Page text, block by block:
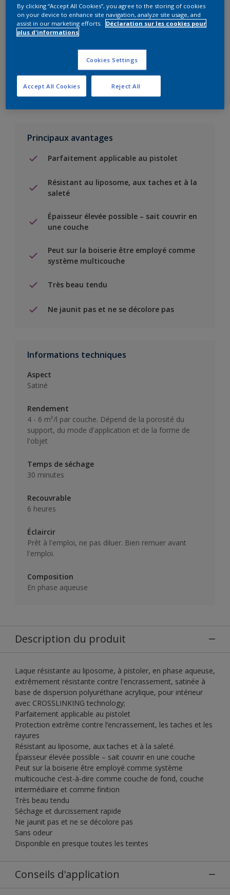
Trouver un magasin
Ajouter au projet
Voir la couleur dans votre application de visualisation
Principaux avantages
Parfaitement applicable au pistolet
Résistant au liposome, aux taches et à la
saleté
Épaisseur élevée possible – sait couvrir en
une couche
Peut sur la boiserie être employé comme
système multicouche
Très beau tendu
Ne jaunit pas et ne se décolore pas
Informations techniques
Aspect
Satiné
Rendement
4 - 6 m²/l par couche. Dépend de la porosité du
support, du mode d'application et de la forme de
l'objet
Temps de séchage
30 minutes
Recouvrable
6 heures
Éclaircir
Prêt à l'emploi, ne pas diluer. Bien remuer avant
l'emploi.
Composition
En phase aqueuse
Description du produit
Laque résistante au liposome, à pistoler, en phase aqueuse,
extrêmement résistante contre l'encrassement, satinée à
base de dispersion polyuréthane acrylique, pour intérieur
avec CROSSLINKING technology;
Parfaitement applicable au pistolet
Protection extrême contre l’encrassement, les taches et les
rayures
Résistant au liposome, aux taches et à la saleté.
Épaisseur élevée possible – sait couvrir en une couche
Peut sur la boiserie être employé comme système
multicouche c’est-à-dire comme couche de fond, couche
intermédiaire et comme finition
Très beau tendu
Séchage et durcissement rapide
Ne jaunit pas et ne se décolore pas
Sans odeur
Disponible en presque toutes les teintes
Conseils d'application
By clicking “Accept All Cookies”, you agree to the storing of cookies
on your device to enhance site navigation, analyze site usage, and
assist in our marketing efforts.
Déclaration sur les cookies pour
plus d'informations
Cookies Settings
Reject All
Accept All Cookies